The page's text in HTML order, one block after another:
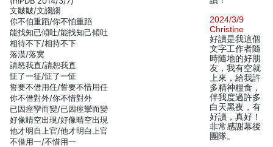
文皺皺/文謅謅
你不伯重蹈/你不怕重蹈
能找知已傾吐/能找知己傾吐
相待不下/相持不下
落漠/落寞
請怒我直/請恕我直
怔了一征/怔了一怔
誓要不借用任/誓要不惜用任
你不借對外/你不惜對外
已因痙孿而變/已因痙攣而變
好像睛空出現/好像晴空出現
他才明自上官/他才明白上官
不借用一/不惜用一
2024/3/9
Christine
好讀是我這個
文字工作者隨
時隨地的好朋
友，我有空就
上來，給我許
多精神糧食，
伴我度過許多
白天黑夜，有
好讀，真好！
非常感謝幕後
團隊。